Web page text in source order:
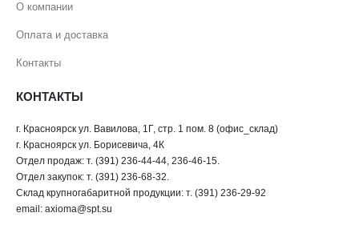
О компании
Оплата и доставка
Контакты
КОНТАКТЫ
г. Красноярск ул. Вавилова, 1Г, стр. 1 пом. 8 (офис_склад)
г. Красноярск ул. Борисевича, 4К
Отдел продаж: т. (391) 236-44-44, 236-46-15.
Отдел закупок: т. (391) 236-68-32.
Склад крупногабаритной продукции: т. (391) 236-29-92
email: axioma@spt.su